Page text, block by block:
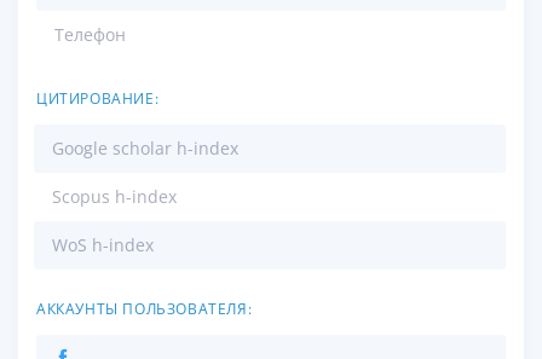
Телефон
ЦИТИРОВАНИЕ:
Google scholar h-index
Scopus h-index
WoS h-index
АККАУНТЫ ПОЛЬЗОВАТЕЛЯ: